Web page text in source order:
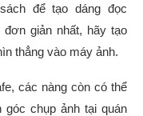
để tạo dáng đọc
giản nhất, hãy tạo
thẳng vào máy ảnh.
các nàng còn có thể
chụp ảnh tại quán